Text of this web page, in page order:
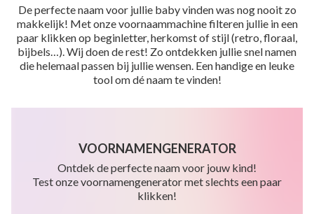
De perfecte naam voor jullie baby vinden was nog nooit zo
makkelijk! Met onze voornaammachine filteren jullie in een
paar klikken op beginletter, herkomst of stijl (retro, floraal,
bijbels…). Wij doen de rest! Zo ontdekken jullie snel namen
die helemaal passen bij jullie wensen. Een handige en leuke
tool om dé naam te vinden!
VOORNAMENGENERATOR
Ontdek de perfecte naam voor jouw kind!
Test onze voornamengenerator met slechts een paar
klikken!